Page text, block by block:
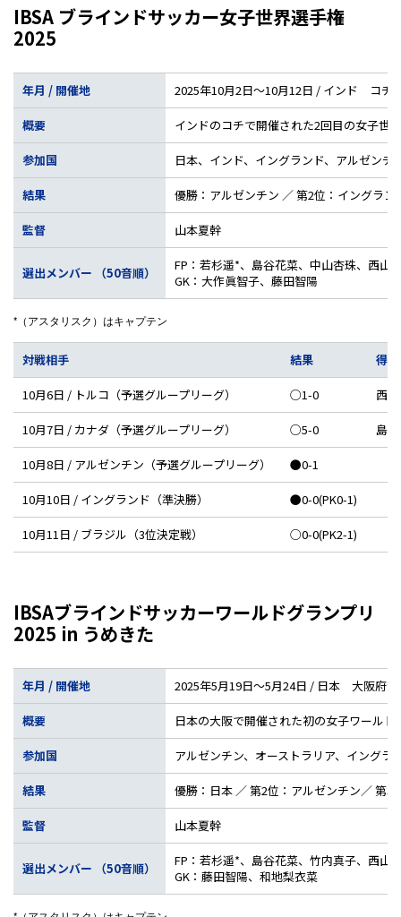
IBSA ブラインドサッカー女子世界選手権
2025
年月 / 開催地 2025年10月2日～10月12日 / インド コチ
概要 インドのコチで開催された2回目の女子世
参加国 日本、インド、イングランド、アルゼン
結果 優勝：アルゼンチン ／ 第2位：イングラ
監督 山本夏幹
選出メンバー （50音順）
FP：若杉遥*、島谷花菜、中山杏珠、西山
GK：大作眞智子、藤田智陽
*（アスタリスク）はキャプテン
対戦相手 結果 得
10月6日 / トルコ（予選グループリーグ） ○1-0 西
10月7日 / カナダ（予選グループリーグ） ○5-0 島
10月8日 / アルゼンチン（予選グループリーグ） ●0-1
10月10日 / イングランド（準決勝） ●0-0(PK0-1)
10月11日 / ブラジル（3位決定戦） ○0-0(PK2-1)
IBSAブラインドサッカーワールドグランプリ
2025 in うめきた
年月 / 開催地 2025年5月19日～5月24日 / 日本 大阪府大
概要 日本の大阪で開催された初の女子ワール
参加国 アルゼンチン、オーストラリア、イングラ
結果 優勝：日本 ／ 第2位：アルゼンチン／ 第3
監督 山本夏幹
選出メンバー （50音順）
FP：若杉遥*、島谷花菜、竹内真子、西山
GK：藤田智陽、和地梨衣菜